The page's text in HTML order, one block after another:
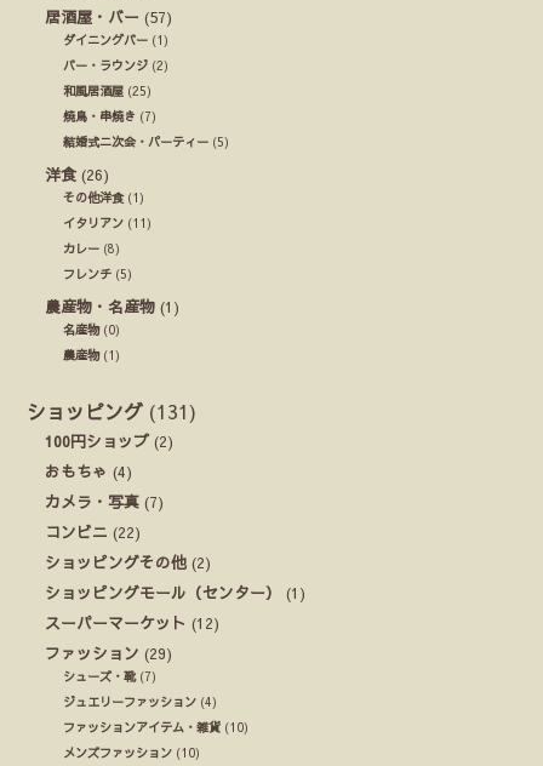
居酒屋・バー (57)
ダイニングバー (1)
バー・ラウンジ (2)
和風居酒屋 (25)
焼鳥・串焼き (7)
結婚式ニ次会・パーティー (5)
洋食 (26)
その他洋食(1)
イタリアン (11)
カレー (8)
フレンチ (5)
農産物・名産物 (1)
名産物(0)
農産物(1)
ショッピング (131)
100円ショップ (2)
おもちゃ (4)
カメラ・写真 (7)
コンビニ (22)
ショッピングその他 (2)
ショッピングモール（センター）
(1)
スーパーマーケット (12)
ファッション (29)
シューズ・靴(7)
ジュエリーファッション (4)
ファッションアイテム・雑貨 (10)
メンズファッション (10)